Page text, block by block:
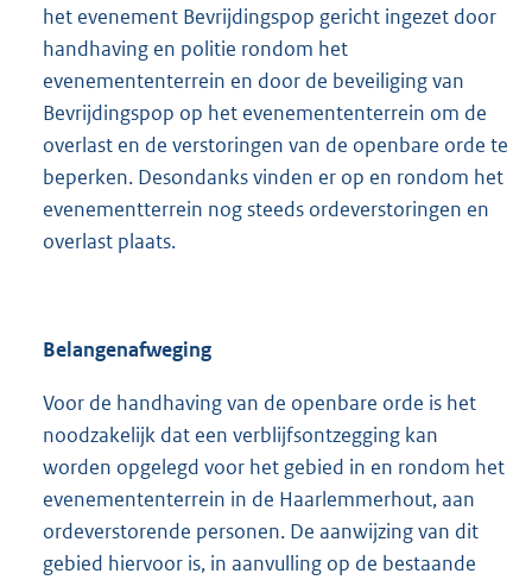
het evenement Bevrijdingspop gericht ingezet door
handhaving en politie rondom het
evenemententerrein en door de beveiliging van
Bevrijdingspop op het evenemententerrein om de
overlast en de verstoringen van de openbare orde te
beperken. Desondanks vinden er op en rondom het
evenementterrein nog steeds ordeverstoringen en
overlast plaats.
Belangenafweging
Voor de handhaving van de openbare orde is het
noodzakelijk dat een verblijfsontzegging kan
worden opgelegd voor het gebied in en rondom het
evenemententerrein in de Haarlemmerhout, aan
ordeverstorende personen. De aanwijzing van dit
gebied hiervoor is, in aanvulling op de bestaande